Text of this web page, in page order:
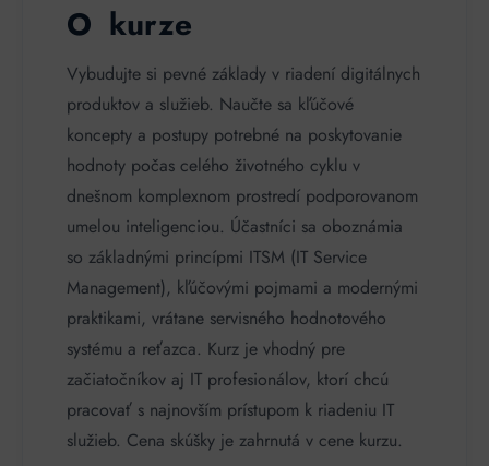
O kurze
Vybudujte si pevné základy v riadení digitálnych
produktov a služieb. Naučte sa kľúčové
koncepty a postupy potrebné na poskytovanie
hodnoty počas celého životného cyklu v
dnešnom komplexnom prostredí podporovanom
umelou inteligenciou. Účastníci sa oboznámia
so základnými princípmi ITSM (IT Service
Management), kľúčovými pojmami a modernými
praktikami, vrátane servisného hodnotového
systému a reťazca. Kurz je vhodný pre
začiatočníkov aj IT profesionálov, ktorí chcú
pracovať s najnovším prístupom k riadeniu IT
služieb. Cena skúšky je zahrnutá v cene kurzu.